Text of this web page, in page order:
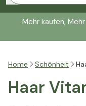
Mehr kaufen,
Home Schönheit
Haar